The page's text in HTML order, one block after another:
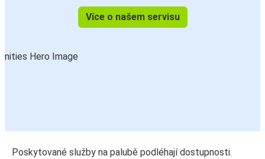
Více o našem servisu
Poskytované služby na palubě podléhají dostupnosti.